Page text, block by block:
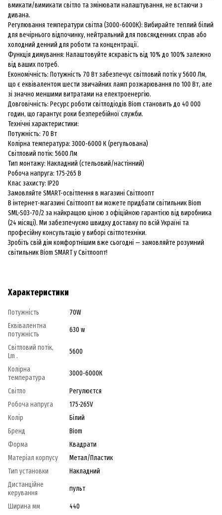
вмикати/вимикати світло та змінювати налаштування, не встаючи з
дивана.
Регулювання температури світла (3000-6000К): Вибирайте теплий білий
для вечірнього відпочинку, нейтральний для повсякденних справ або
холодний денний для роботи та концентрації.
Функція димування: Налаштовуйте яскравість від 10% до 100% залежно
від ваших потреб.
Економічність: Потужність 70 Вт забезпечує світловий потік у 5600 Лм,
що є еквівалентом шести звичайних ламп розжарювання по 100 Вт, але
зі значно меншими витратами на електроенергію.
Довговічність: Ресурс роботи світлодіодів Biom становить до 40 000
годин, що гарантує роки безперебійної служби.
Технічні характеристики:
Потужність: 70 Вт
Колірна температура: 3000-6000 К (регульована)
Світловий потік: 5600 Лм
Тип монтажу: Накладний (стельовий/настінний)
Робоча напруга: 175-265 В
Клас захисту: IP20
Замовляйте SMART-освітлення в магазині Світлоопт
В інтернет-магазині Світлоопт ви можете придбати світильник Biom
SML-S03-70/2 за найкращою ціною з офіційною гарантією від виробника
(24 місяці). Ми забезпечуємо швидку доставку по всій Україні та
професійну консультацію у виборі світлотехніки.
Зробіть свій дім комфортнішим вже сьогодні — замовляйте розумний
світильник Biom SMART у Світлоопт!
Характеристики
Потужність
70W
Еквівалентна
потужність
630 w
Світловий потік,
Lm .
5600
Колірна
температура
3000-6000К
Світло
Регулюєтся
Робоча напруга
175-265V
Колір
Білий
Бренд
Biom
Форма
Квадрати
Матеріал корпусу
Метал/Пластик
Тип установки
Накладний
Дистанційне
керування
пульт
Ширина мм 440